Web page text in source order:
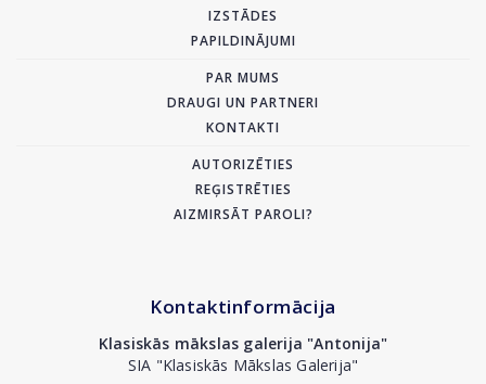
IZSTĀDES
PAPILDINĀJUMI
PAR MUMS
DRAUGI UN PARTNERI
KONTAKTI
AUTORIZĒTIES
REĢISTRĒTIES
AIZMIRSĀT PAROLI?
Kontaktinformācija
Klasiskās mākslas galerija "Antonija"
SIA "Klasiskās Mākslas Galerija"